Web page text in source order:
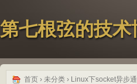
第七根弦的技术
首页 › 未分类 › Linux下socket异步